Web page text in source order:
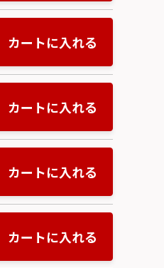
カートに入れる
カートに入れる
カートに入れる
カートに入れる